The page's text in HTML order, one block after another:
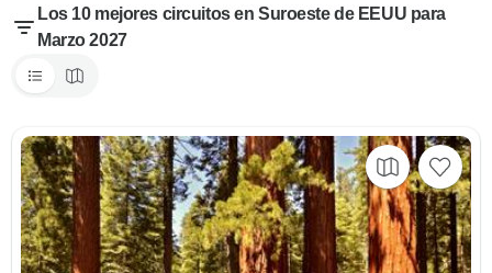
Los 10 mejores circuitos en Suroeste de EEUU para
Marzo 2027